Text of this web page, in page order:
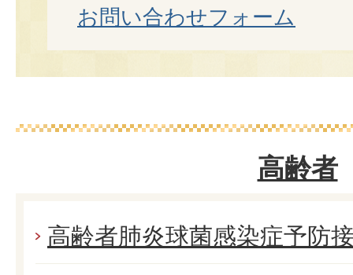
お問い合わせフォーム
高齢者
高齢者肺炎球菌感染症予防